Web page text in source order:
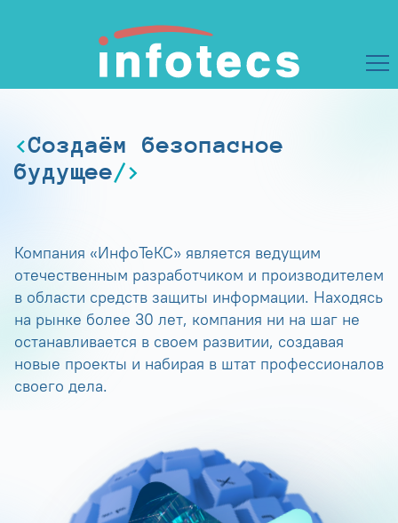
Создаём безопасное
будущее
Компания «ИнфоТеКС» является ведущим
отечественным разработчиком и производителем
в области средств защиты информации. Находясь
на рынке более 30 лет, компания ни на шаг не
останавливается в своем развитии, создавая
новые проекты и набирая в штат профессионалов
своего дела.